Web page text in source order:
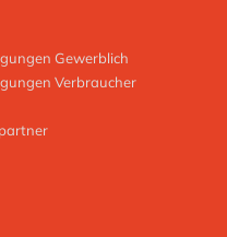
Gewerblich
Verbraucher